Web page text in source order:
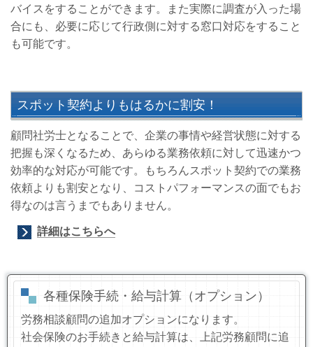
バイスをすることができます。また実際に調査が入った場
合にも、必要に応じて行政側に対する窓口対応をすること
も可能です。
スポット契約よりもはるかに割安！
顧問社労士となることで、企業の事情や経営状態に対する
把握も深くなるため、あらゆる業務依頼に対して迅速かつ
効率的な対応が可能です。もちろんスポット契約での業務
依頼よりも割安となり、コストパフォーマンスの面でもお
得なのは言うまでもありません。
詳細はこちらへ
各種保険手続・給与計算（オプション）
労務相談顧問の追加オプションになります。
社会保険のお手続きと給与計算は、上記労務顧問に追